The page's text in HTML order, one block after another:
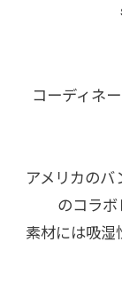
コーディネ
アメリカのバ
のコラボ
素材には吸湿